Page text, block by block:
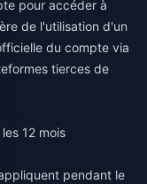
pour accéder à
de l'utilisation d'un
du compte via
tierces de
12 mois
pendant le